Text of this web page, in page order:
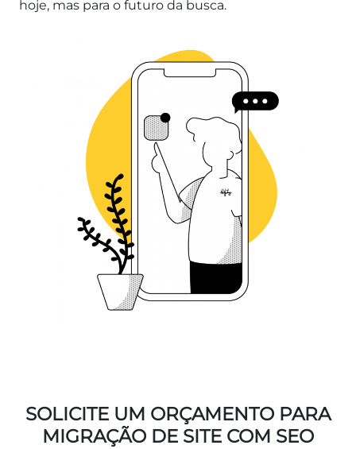
hoje, mas para o futuro da busca.
SOLICITE UM ORÇAMENTO PARA
MIGRAÇÃO DE SITE COM SEO